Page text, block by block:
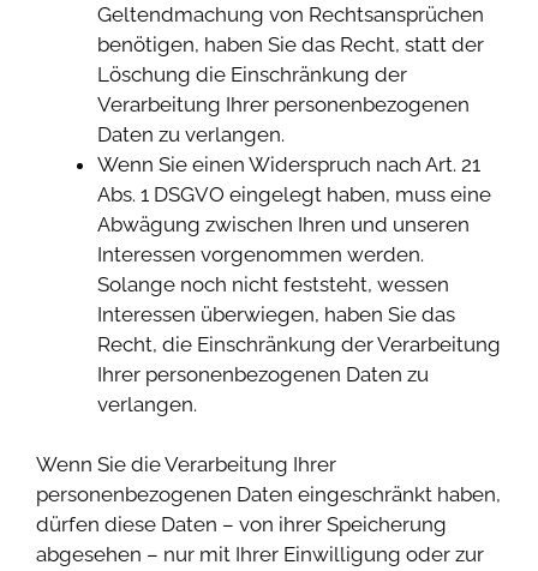
Geltendmachung von Rechtsansprüchen
benötigen, haben Sie das Recht, statt der
Löschung die Einschränkung der
Verarbeitung Ihrer personenbezogenen
Daten zu verlangen.
Wenn Sie einen Widerspruch nach Art. 21
Abs. 1 DSGVO eingelegt haben, muss eine
Abwägung zwischen Ihren und unseren
Interessen vorgenommen werden.
Solange noch nicht feststeht, wessen
Interessen überwiegen, haben Sie das
Recht, die Einschränkung der Verarbeitung
Ihrer personenbezogenen Daten zu
verlangen.
Wenn Sie die Verarbeitung Ihrer
personenbezogenen Daten eingeschränkt haben,
dürfen diese Daten – von ihrer Speicherung
abgesehen – nur mit Ihrer Einwilligung oder zur